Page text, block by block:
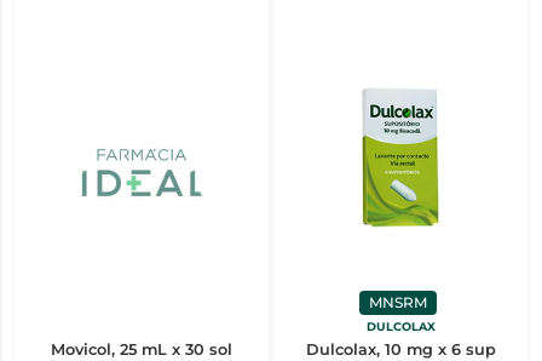
Movicol, 25 mL x 30 sol
MNSRM
DULCOLAX
Dulcolax, 10 mg x 6 sup